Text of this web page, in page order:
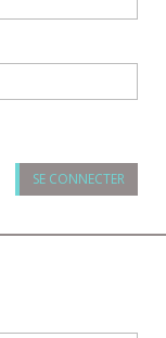
SE CONNECTER